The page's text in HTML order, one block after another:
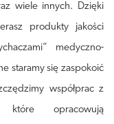
wiele innych. Dzięki
produkty jakości
medyczno-
staramy się zaspokoić
współprac z
opracowują